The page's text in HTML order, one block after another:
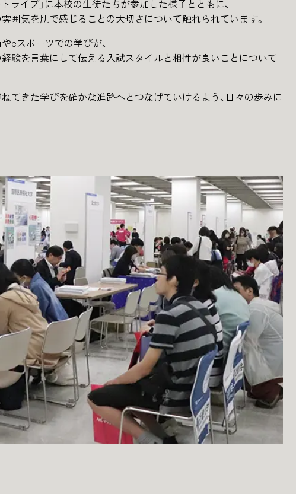
ライブ」に本校の生徒たちが参加した様子とともに、
囲気を肌で感じることの大切さについて触れられています。
eスポーツでの学びが、
験を言葉にして伝える入試スタイルと相性が良いことについて
てきた学びを確かな進路へとつなげていけるよう、日々の歩みに